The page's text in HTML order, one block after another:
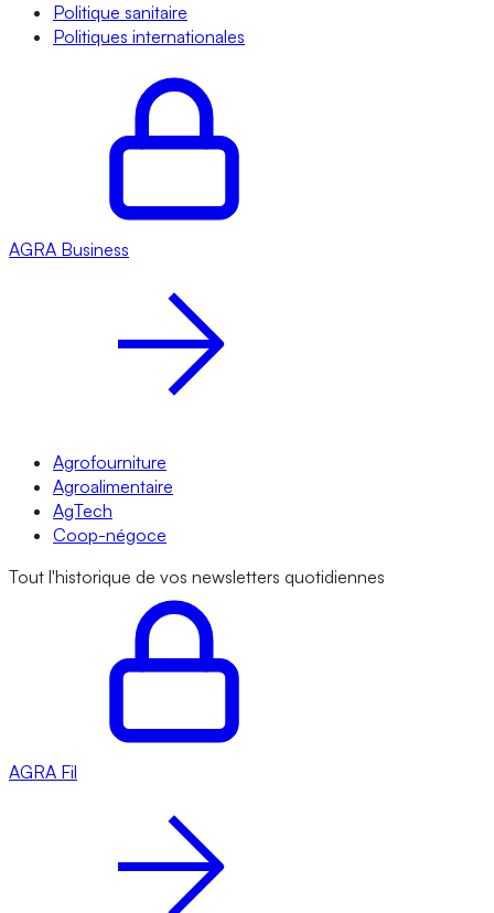
Politique sanitaire
Politiques internationales
AGRA Business
Agrofourniture
Agroalimentaire
AgTech
Coop-négoce
Tout l'historique de vos newsletters quotidiennes
AGRA Fil